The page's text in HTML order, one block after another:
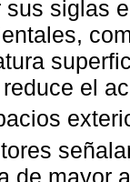
sus siglas
el
de mayor